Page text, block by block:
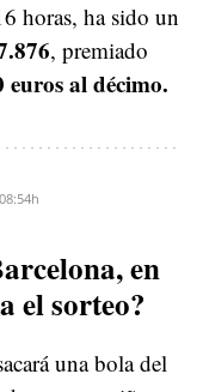
horas, ha sido un
, premiado
euros al décimo.
08:54h
en
el sorteo?
una bola del